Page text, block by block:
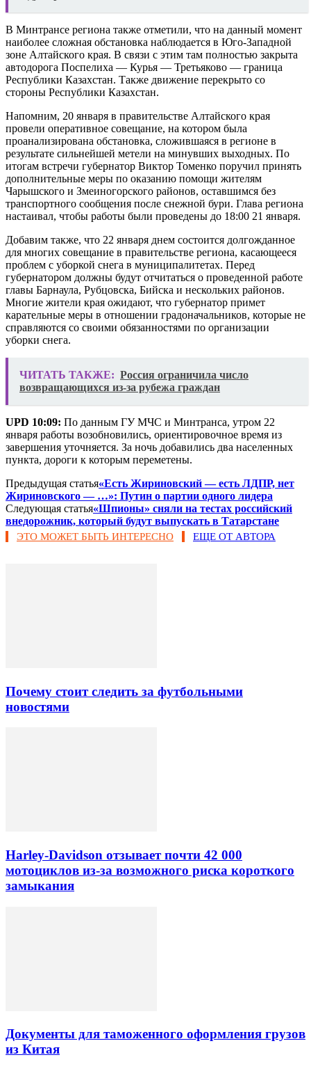
В Минтрансе региона также отметили, что на данный момент
наиболее сложная обстановка наблюдается в Юго-Западной
зоне Алтайского края. В связи с этим там полностью закрыта
автодорога Поспелиха — Курья — Третьяково — граница
Республики Казахстан. Также движение перекрыто со
стороны Республики Казахстан.
Напомним, 20 января в правительстве Алтайского края
провели оперативное совещание, на котором была
проанализирована обстановка, сложившаяся в регионе в
результате сильнейшей метели на минувших выходных. По
итогам встречи губернатор Виктор Томенко поручил принять
дополнительные меры по оказанию помощи жителям
Чарышского и Змеиногорского районов, оставшимся без
транспортного сообщения после снежной бури. Глава региона
настаивал, чтобы работы были проведены до 18:00 21 января.
Добавим также, что 22 января днем состоится долгожданное
для многих совещание в правительстве региона, касающееся
проблем с уборкой снега в муниципалитетах. Перед
губернатором должны будут отчитаться о проведенной работе
главы Барнаула, Рубцовска, Бийска и нескольких районов.
Многие жители края ожидают, что губернатор примет
карательные меры в отношении градоначальников, которые не
справляются со своими обязанностями по организации
уборки снега.
ЧИТАТЬ ТАКЖЕ: Россия ограничила число
возвращающихся из-за рубежа граждан
UPD 10:09: По данным ГУ МЧС и Минтранса, утром 22
января работы возобновились, ориентировочное время из
завершения уточняется. За ночь добавились два населенных
пункта, дороги к которым переметены.
Предыдущая статья«Есть Жириновский — есть ЛДПР, нет
Жириновского — …»: Путин о партии одного лидера
Следующая статья«Шпионы» сняли на тестах российский
внедорожник​, который будут выпускать в Татарстане
ЭТО МОЖЕТ БЫТЬ ИНТЕРЕСНО ЕЩЕ ОТ АВТОРА
Почему стоит следить за футбольными
новостями
Harley-Davidson отзывает почти 42 000
мотоциклов из-за возможного риска короткого
замыкания
Документы для таможенного оформления грузов
из Китая